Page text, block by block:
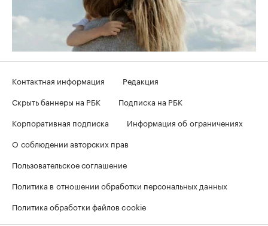
Контактная информация
Редакция
Скрыть баннеры на РБК
Подписка на РБК
Корпоративная подписка
Информация об ограничениях
О соблюдении авторских прав
Пользовательское соглашение
Политика в отношении обработки персональных данных
Политика обработки файлов cookie